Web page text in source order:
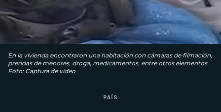
En la vivienda encontraron una habitación con cámaras de filmación,
prendas de menores, droga, medicamentos, entre otros elementos.
Foto: Captura de video
PAÍS